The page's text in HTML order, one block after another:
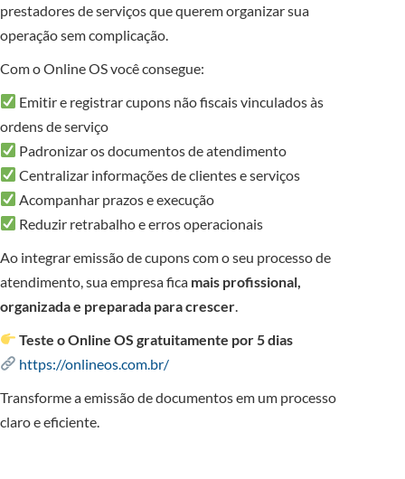
prestadores de serviços que querem organizar sua
operação sem complicação.
Com o Online OS você consegue:
Emitir e registrar cupons não fiscais vinculados às
ordens de serviço
Padronizar os documentos de atendimento
Centralizar informações de clientes e serviços
Acompanhar prazos e execução
Reduzir retrabalho e erros operacionais
Ao integrar emissão de cupons com o seu processo de
atendimento, sua empresa fica mais profissional,
organizada e preparada para crescer
Teste o Online OS gratuitamente por 5 dias
https://onlineos.com.br/
Transforme a emissão de documentos em um processo
claro e eficiente.